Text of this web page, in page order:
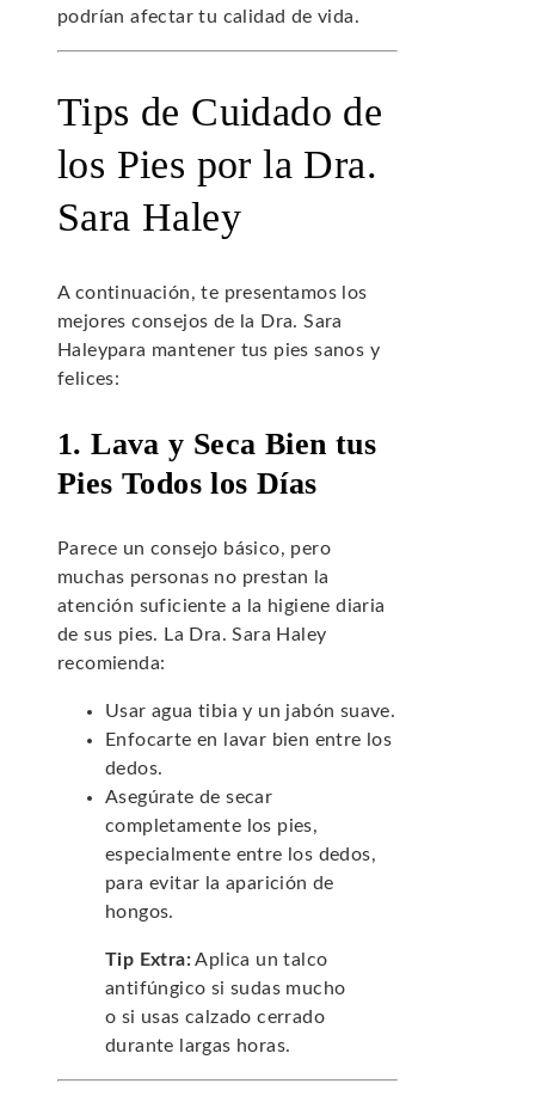
podrían afectar tu calidad de vida.
Tips de Cuidado de
los Pies por la Dra.
Sara Haley
A continuación, te presentamos los
mejores consejos de la Dra. Sara
Haleypara mantener tus pies sanos y
felices:
1. Lava y Seca Bien tus
Pies Todos los Días
Parece un consejo básico, pero
muchas personas no prestan la
atención suficiente a la higiene diaria
de sus pies. La Dra. Sara Haley
recomienda:
Usar agua tibia y un jabón suave.
Enfocarte en lavar bien entre los
dedos.
Asegúrate de secar
completamente los pies,
especialmente entre los dedos,
para evitar la aparición de
hongos.
Tip Extra:Aplica un talco
antifúngico si sudas mucho
o si usas calzado cerrado
durante largas horas.